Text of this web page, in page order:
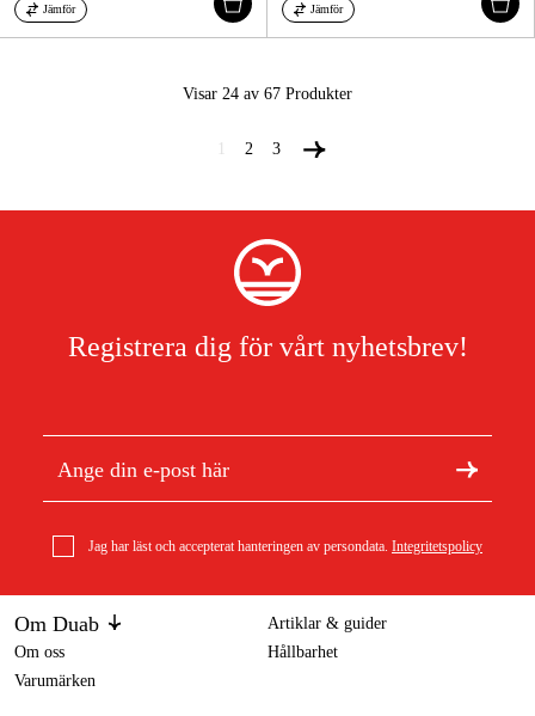
Jämför Jämför
Visar 24 av 67 Produkter
2 3
Registrera dig för vårt nyhetsbrev!
Jag har läst och accepterat hanteringen av persondata. Integritetspolicy
Om Duab
Om oss
Varumärken
Artiklar & guider
Hållbarhet